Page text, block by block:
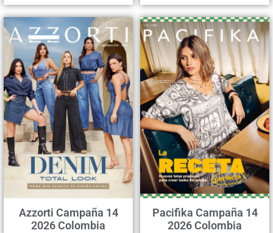
Azzorti Campaña 14
2026 Colombia
Pacifika Campaña 14
2026 Colombia